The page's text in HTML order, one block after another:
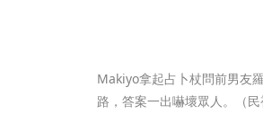
Makiyo拿起占卜杖問前男友
路，答案一出嚇壞眾人。（民